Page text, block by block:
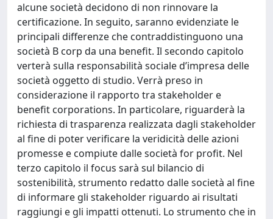
alcune società decidono di non rinnovare la
certificazione. In seguito, saranno evidenziate le
principali differenze che contraddistinguono una
società B corp da una benefit. Il secondo capitolo
verterà sulla responsabilità sociale d’impresa delle
società oggetto di studio. Verrà preso in
considerazione il rapporto tra stakeholder e
benefit corporations. In particolare, riguarderà la
richiesta di trasparenza realizzata dagli stakeholder
al fine di poter verificare la veridicità delle azioni
promesse e compiute dalle società for profit. Nel
terzo capitolo il focus sarà sul bilancio di
sostenibilità, strumento redatto dalle società al fine
di informare gli stakeholder riguardo ai risultati
raggiungi e gli impatti ottenuti. Lo strumento che in